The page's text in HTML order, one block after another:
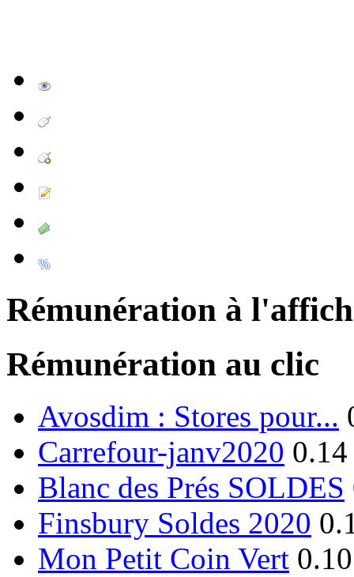
Rémunération à
Rémunération au clic
Avosdim : Stores pour...
Carrefour-janv2020
Blanc des Prés SOLDES
Finsbury Soldes 2020
Mon Petit Coin Vert